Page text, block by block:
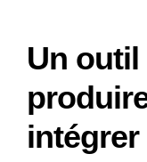
Un
intégrer